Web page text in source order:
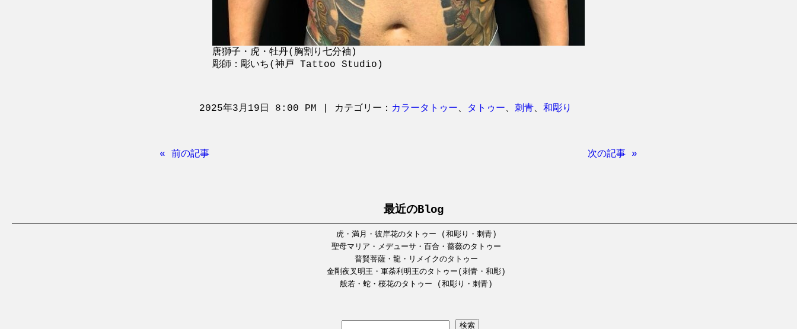
唐獅子・虎・牡丹(胸割り七分袖)
彫師：彫いち(神戸 Tattoo Studio)
2025年3月19日 8:00 PM | カテゴリー： カラータトゥー、 タトゥー、 刺青、 和彫り
« 前の記事 次の記事 »
最近のBlog
虎・満月・彼岸花のタトゥー (和彫り・刺青)
聖母マリア・メデューサ・百合・薔薇のタトゥー
普賢菩薩・龍・リメイクのタトゥー
金剛夜叉明王・軍荼利明王のタトゥー(刺青・和彫)
般若・蛇・桜花のタトゥー (和彫り・刺青)